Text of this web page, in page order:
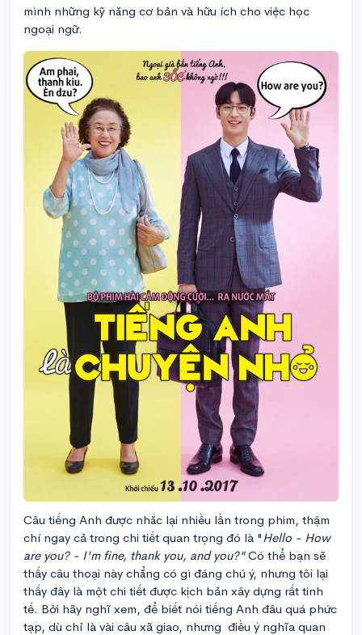
mình những kỹ năng cơ bản và hữu ích cho việc học
ngoại ngữ.
Câu tiếng Anh được nhắc lại nhiều lần trong phim, thậm
chí ngay cả trong chi tiết quan trọng đó là "Hello - How
are you? - I'm fine, thank you, and you?"Có thể bạn sẽ
thấy câu thoại này chẳng có gì đáng chú ý, nhưng tôi lại
thấy đây là một chi tiết được kịch bản xây dựng rất tinh
tế. Bởi hãy nghĩ xem, để biết nói tiếng Anh đâu quá phức
tạp, dù chỉ là vài câu xã giao, nhưng điều ý nghĩa quan